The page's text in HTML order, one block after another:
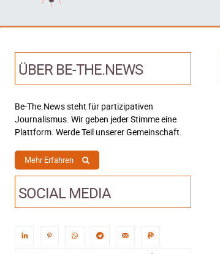
ÜBER BE-THE.NEWS
Be-The.News steht für partizipativen
Journalismus. Wir geben jeder Stimme eine
Plattform. Werde Teil unserer Gemeinschaft.
Mehr Erfahren
SOCIAL MEDIA